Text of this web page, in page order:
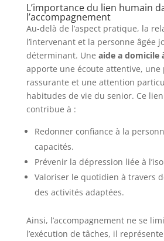
L’importance du lien humain
l’accompagnement
Au-delà de l’aspect pratique, la
l’intervenant et la personne âgée
déterminant. Une aide a domicile
apporte une écoute attentive, une
rassurante et une attention
habitudes de vie du senior. Ce
contribue à :
Redonner confiance à la
capacités.
Prévenir la dépression liée à
Valoriser le quotidien à travers
des activités adaptées.
Ainsi, l’accompagnement ne se
l’exécution de tâches, il